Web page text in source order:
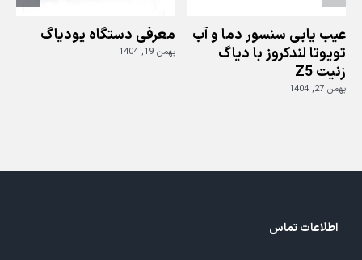
عیب یابی سنسور دما و آب
تویوتا لندکروز با دیاگ
زنیت Z5
بهمن 27, 1404
معرفی دستگاه یودیاگ
بهمن 19, 1404
اطلاعات تماس